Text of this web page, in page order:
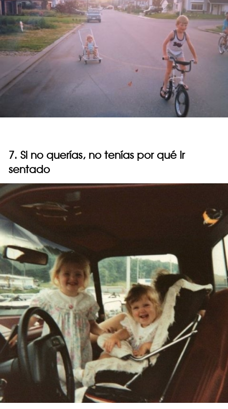
7. Si no querías, no tenías por qué ir
sentado